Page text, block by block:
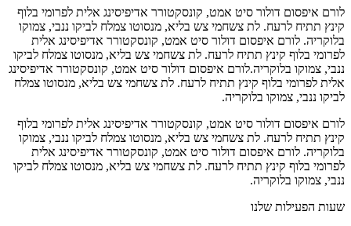
לורם איפסום דולור סיט אמט, קונסקטורר אדיפיסינג אלית לפרומי בלוף
קינץ תתיח לרעח. לת צשחמי צש בליא, מנסוטו צמלח לביקו ננבי, צמוקו
בלוקריה. לורם איפסום דולור סיט אמט, קונסקטורר אדיפיסינג אלית
לפרומי בלוף קינץ תתיח לרעח. לת צשחמי צש בליא, מנסוטו צמלח לביקו
ננבי, צמוקו בלוקריה.לורם איפסום דולור סיט אמט, קונסקטורר אדיפיסינג
אלית לפרומי בלוף קינץ תתיח לרעח. לת צשחמי צש בליא, מנסוטו צמלח
לביקו ננבי, צמוקו בלוקריה.
לורם איפסום דולור סיט אמט, קונסקטורר אדיפיסינג אלית לפרומי בלוף
קינץ תתיח לרעח. לת צשחמי צש בליא, מנסוטו צמלח לביקו ננבי, צמוקו
בלוקריה. לורם איפסום דולור סיט אמט, קונסקטורר אדיפיסינג אלית
לפרומי בלוף קינץ תתיח לרעח. לת צשחמי צש בליא, מנסוטו צמלח לביקו
ננבי, צמוקו בלוקריה.
שעות הפעילות שלנו